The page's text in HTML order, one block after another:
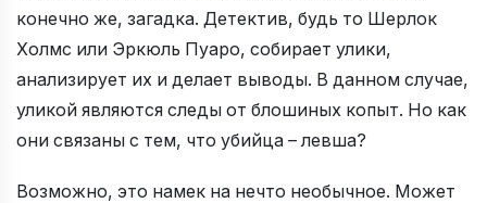
конечно же, загадка. Детектив, будь то Шерлок
Холмс или Эркюль Пуаро, собирает улики,
анализирует их и делает выводы. В данном случае,
уликой являются следы от блошиных копыт. Но как
они связаны с тем, что убийца – левша?
Возможно, это намек на нечто необычное. Может